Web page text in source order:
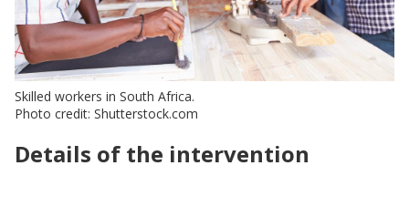
Skilled workers in South Africa.
Photo credit: Shutterstock.com
Details of the intervention